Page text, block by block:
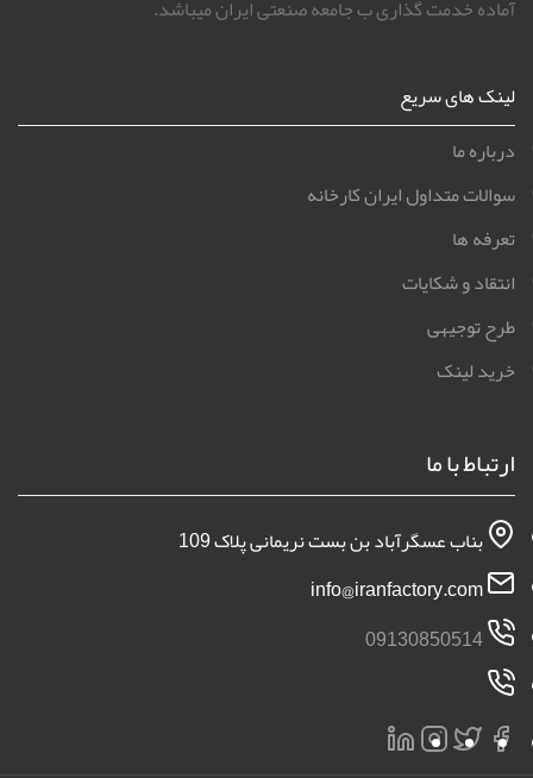
آماده خدمت گذاری ب جامعه صنعتی ایران میباشد.
لینک های سریع
درباره ما
سوالات متداول ایران کارخانه
تعرفه ها
انتقاد و شکایات
طرح توجیهی
خرید لینک
ارتباط با ما
بناب عسگرآباد بن بست نریمانی پلاک 109
09130850514